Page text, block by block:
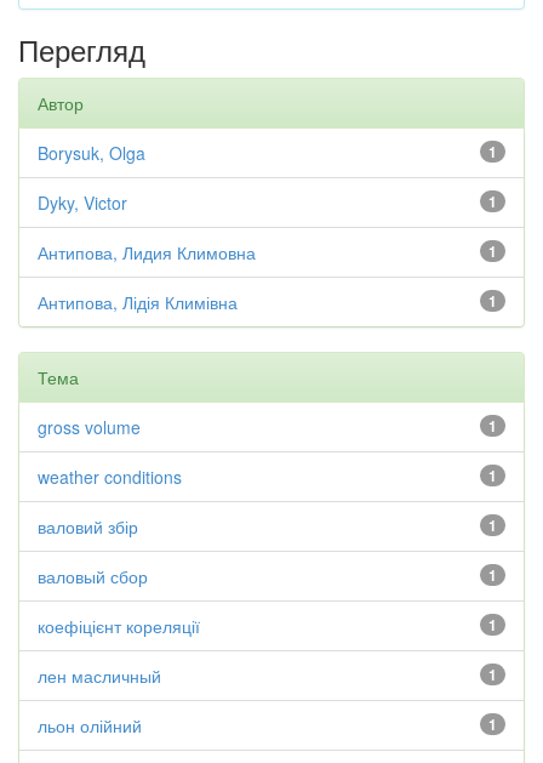
Перегляд
Автор
1
Borysuk, Olga
1
Dyky, Victor
1
Антипова, Лидия Климовна
1
Антипова, Лідія Климівна
Тема
1
gross volume
1
weather conditions
1
валовий збір
1
валовый сбор
1
коефіцієнт кореляції
1
лен масличный
1
льон олійний